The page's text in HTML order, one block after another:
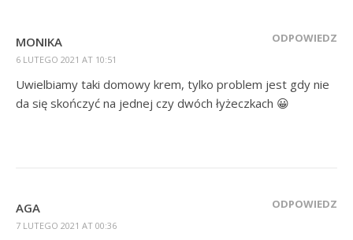
MONIKA
6 LUTEGO 2021 AT 10:51
ODPOWIEDZ
Uwielbiamy taki domowy krem, tylko problem jest gdy nie
da się skończyć na jednej czy dwóch łyżeczkach 😀
AGA
7 LUTEGO 2021 AT 00:36
ODPOWIEDZ